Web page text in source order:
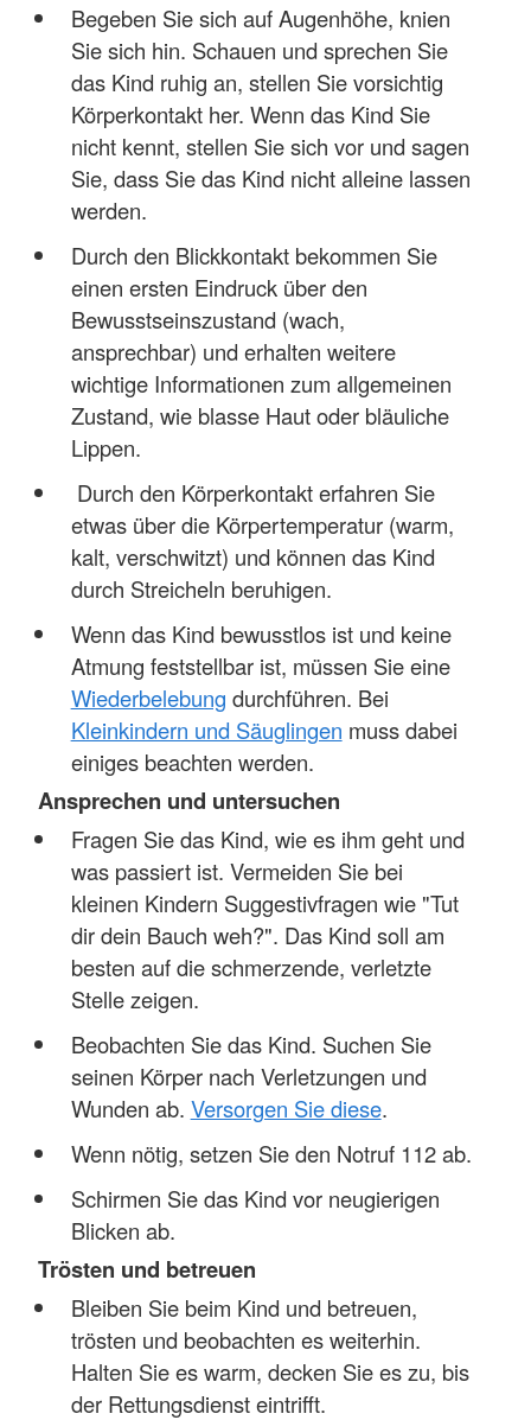
Begeben Sie sich auf Augenhöhe, knien
Sie sich hin. Schauen und sprechen Sie
das Kind ruhig an, stellen Sie vorsichtig
Körperkontakt her. Wenn das Kind Sie
nicht kennt, stellen Sie sich vor und sagen
Sie, dass Sie das Kind nicht alleine lassen
werden.
Durch den Blickkontakt bekommen Sie
einen ersten Eindruck über den
Bewusstseinszustand (wach,
ansprechbar) und erhalten weitere
wichtige Informationen zum allgemeinen
Zustand, wie blasse Haut oder bläuliche
Lippen.
Durch den Körperkontakt erfahren Sie
etwas über die Körpertemperatur (warm,
kalt, verschwitzt) und können das Kind
durch Streicheln beruhigen.
Wenn das Kind bewusstlos ist und keine
Atmung feststellbar ist, müssen Sie eine
Wiederbelebung durchführen. Bei
Kleinkindern und Säuglingen muss dabei
einiges beachten werden.
Ansprechen und untersuchen
Fragen Sie das Kind, wie es ihm geht und
was passiert ist. Vermeiden Sie bei
kleinen Kindern Suggestivfragen wie "Tut
dir dein Bauch weh?". Das Kind soll am
besten auf die schmerzende, verletzte
Stelle zeigen.
Beobachten Sie das Kind. Suchen Sie
seinen Körper nach Verletzungen und
Wunden ab. Versorgen Sie diese.
Wenn nötig, setzen Sie den Notruf 112 ab.
Schirmen Sie das Kind vor neugierigen
Blicken ab.
Trösten und betreuen
Bleiben Sie beim Kind und betreuen,
trösten und beobachten es weiterhin.
Halten Sie es warm, decken Sie es zu, bis
der Rettungsdienst eintrifft.